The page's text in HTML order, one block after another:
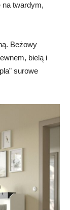
twardym,
Beżowy
bielą i
surowe